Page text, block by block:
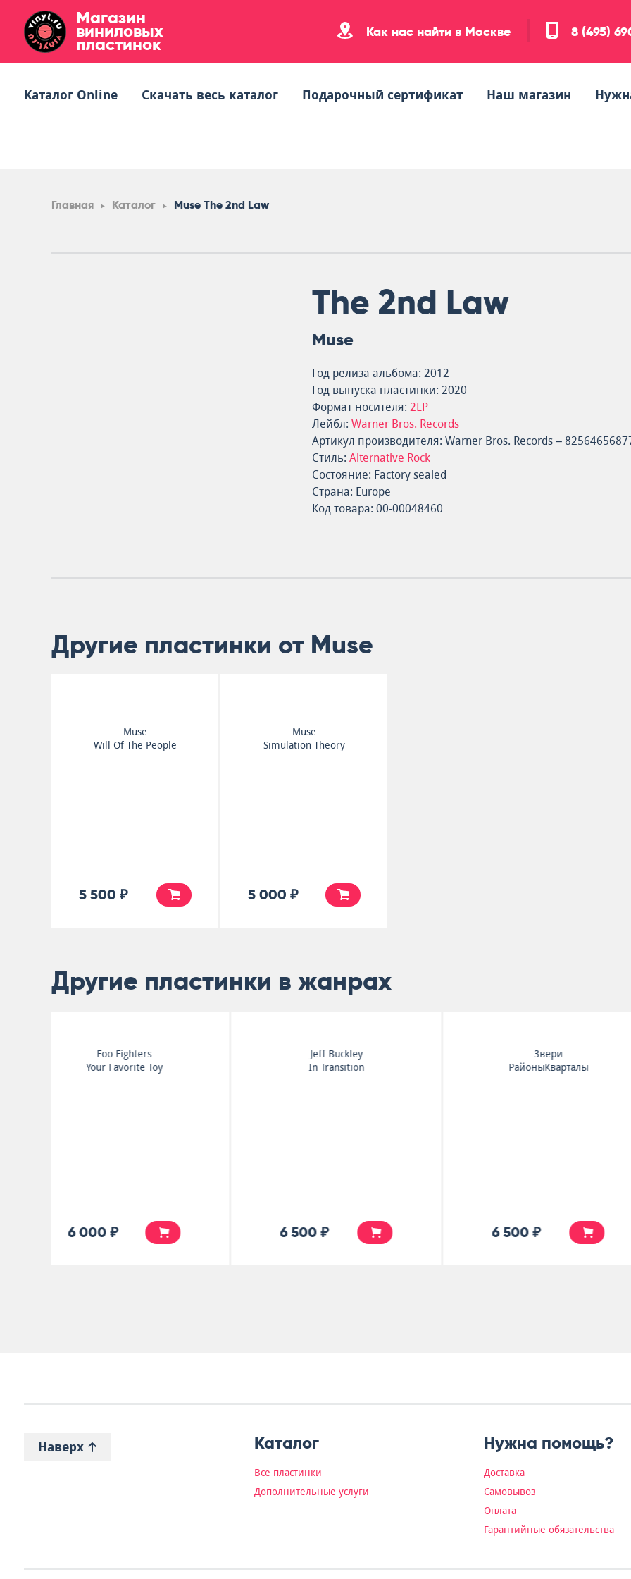
Магазин
виниловых
пластинок
Как нас найти в Москве 8 (495)
Каталог Online Скачать весь каталог Подарочный сертификат Наш магазин
Главная Каталог Muse The 2nd Law
The 2nd Law
Muse
Год релиза альбома: 2012
Год выпуска пластинки: 2020
Формат носителя: 2LP
Лейбл: Warner Bros. Records
Артикул производителя: Warner Bros. Records –
Стиль: Alternative Rock
Состояние: Factory sealed
Страна: Europe
Код товара: 00-00048460
Другие пластинки от Muse
Muse
Will Of The People
5 500 ₽
Muse
Simulation Theory
5 000 ₽
Другие пластинки в жанрах
Jeff Buckley
In Transition
6 500 ₽
Звери
РайоныКварталы
6 500 ₽
Mazzy Star
She Hangs Brightly
6 500 ₽
Наверх Каталог
Все пластинки
Дополнительные услуги
Нужна помощь?
Доставка
Самовывоз
Оплата
Гарантийные обязательства